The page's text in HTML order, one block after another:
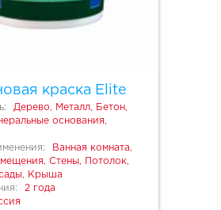
краска Elite
Дерево, Металл, Бетон,
основания,
Ванная комната,
Стены, Потолок,
Крыша
2 года